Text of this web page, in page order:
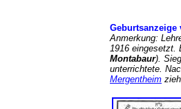
Geburtsanzeige
Anmerkung:
1916 eingesetzt.
Montabaur).
unterrichtete.
Mergentheim